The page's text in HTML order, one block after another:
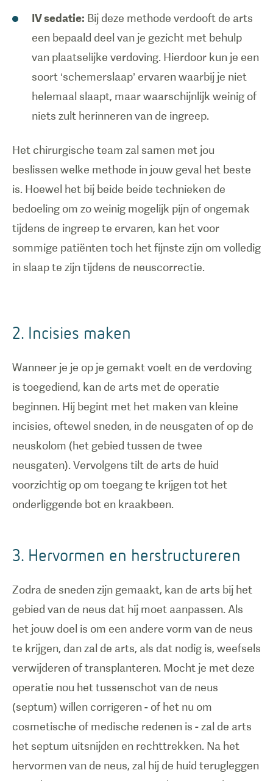
IV sedatie: Bij deze methode verdooft de arts
een bepaald deel van je gezicht met behulp
van plaatselijke verdoving. Hierdoor kun je een
soort ‘schemerslaap’ ervaren waarbij je niet
helemaal slaapt, maar waarschijnlijk weinig of
niets zult herinneren van de ingreep.
Het chirurgische team zal samen met jou
beslissen welke methode in jouw geval het beste
is. Hoewel het bij beide beide technieken de
bedoeling om zo weinig mogelijk pijn of ongemak
tijdens de ingreep te ervaren, kan het voor
sommige patiënten toch het fijnste zijn om volledig
in slaap te zijn tijdens de neuscorrectie.
2. Incisies maken
Wanneer je je op je gemakt voelt en de verdoving
is toegediend, kan de arts met de operatie
beginnen. Hij begint met het maken van kleine
incisies, oftewel sneden, in de neusgaten of op de
neuskolom (het gebied tussen de twee
neusgaten). Vervolgens tilt de arts de huid
voorzichtig op om toegang te krijgen tot het
onderliggende bot en kraakbeen.
3. Hervormen en herstructureren
Zodra de sneden zijn gemaakt, kan de arts bij het
gebied van de neus dat hij moet aanpassen. Als
het jouw doel is om een andere vorm van de neus
te krijgen, dan zal de arts, als dat nodig is, weefsels
verwijderen of transplanteren. Mocht je met deze
operatie nou het tussenschot van de neus
(septum) willen corrigeren - of het nu om
cosmetische of medische redenen is - zal de arts
het septum uitsnijden en rechttrekken. Na het
hervormen van de neus, zal hij de huid terugleggen